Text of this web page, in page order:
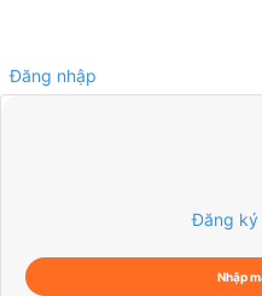
Đăng nhập
Đăng ký
Nhập